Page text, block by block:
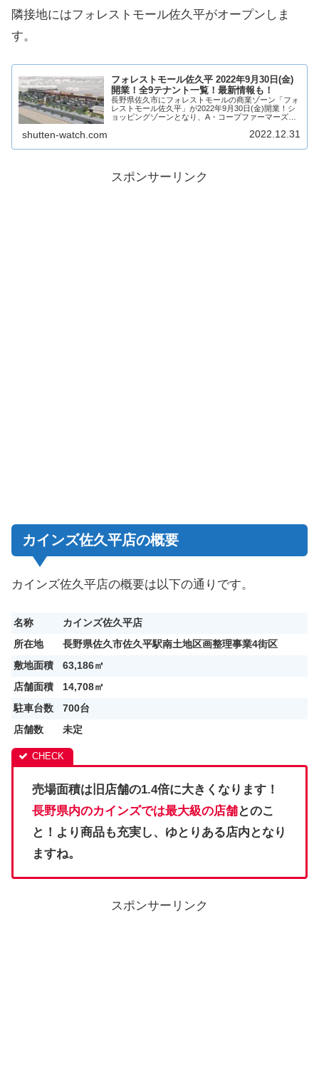
隣接地にはフォレストモール佐久平がオープンしま
す。
フォレストモール佐久平 2022年9月30日(金)
開業！全9テナント一覧！最新情報も！
長野県佐久市にフォレストモールの商業ゾーン「フォ
レストモール佐久平」が2022年9月30日(金)開業！シ
ョッピングゾーンとなり、A・コープファーマーズ佐
平がどのような商業施設になるのか、テナン...
shutten-watch.com 2022.12.31
スポンサーリンク
カインズ佐久平店の概要
カインズ佐久平店の概要は以下の通りです。
名称
カインズ佐久平店
所在地
長野県佐久市佐久平駅南土地区画整理事業4街区
敷地面積
63,186㎡
店舗面積
14,708㎡
駐車台数
700台
店舗数
未定
売場面積は旧店舗の1.4倍に大きくなります！
長野県内のカインズでは最大級の店舗とのこ
と！より商品も充実し、ゆとりある店内となり
ますね。
スポンサーリンク